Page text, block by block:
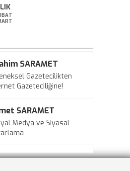
SARAMET
Gazetecilikten
Gazeteciliğine!
SARAMET
Medya ve Siyasal